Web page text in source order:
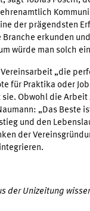
der prägendsten
erkunden
würde man solch
„die
für Praktika oder
Obwohl die
„Das Beste
und den
der
der Unizeitung